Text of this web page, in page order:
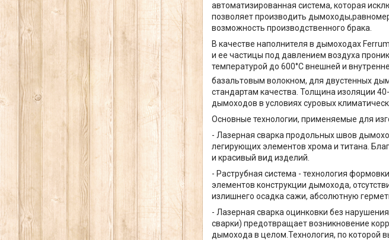
автоматизированная система, которая
позволяет производить
возможность производственного брака.
В качестве наполнителя в дымоходах
и ее частицы под давлением воздуха
температурой до 600°С внешней и
базальтовым волокном, для двустенных
стандартам качества. Толщина изоляции
дымоходов в условиях суровых
Основные технологии, применяемые для
- Лазерная сварка продольных швов
легирующих элементов хрома и титана.
и красивый вид изделий.
- Раструбная система - технология
элементов конструкции дымохода,
излишнего осадка сажи, абсолютную
- Лазерная сварка оцинковки без
сварки) предотвращает возникновение
дымохода в целом.Технология, по которой